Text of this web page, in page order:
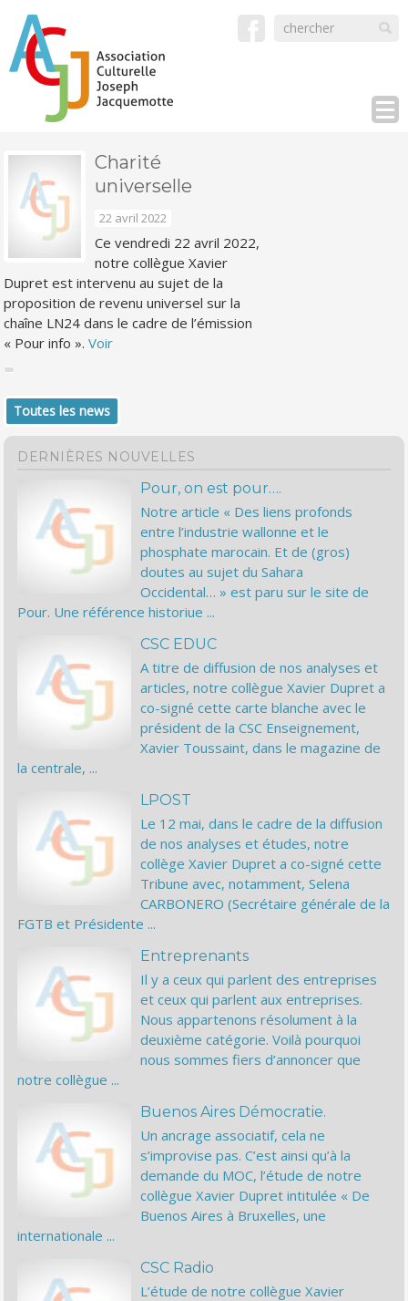
Charité
universelle
22 avril 2022
Ce vendredi 22 avril 2022,
notre collègue Xavier
Dupret est intervenu au sujet de la
proposition de revenu universel sur la
chaîne LN24 dans le cadre de l’émission
« Pour info ».Voir
Toutes les news
DERNIÈRES NOUVELLES
Pour, on est pour….
Notre article « Des liens profonds
entre l’industrie wallonne et le
phosphate marocain. Et de (gros)
doutes au sujet du Sahara
Occidental… » est paru sur le site de
Pour. Une référence historiue ...
CSC EDUC
A titre de diffusion de nos analyses et
articles, notre collègue Xavier Dupret a
co-signé cette carte blanche avec le
président de la CSC Enseignement,
Xavier Toussaint, dans le magazine de
la centrale, ...
LPOST
Le 12 mai, dans le cadre de la diffusion
de nos analyses et études, notre
collège Xavier Dupret a co-signé cette
Tribune avec, notamment, Selena
CARBONERO (Secrétaire générale de la
FGTB et Présidente ...
Entreprenants
Il y a ceux qui parlent des entreprises
et ceux qui parlent aux entreprises.
Nous appartenons résolument à la
deuxième catégorie. Voilà pourquoi
nous sommes fiers d’annoncer que
notre collègue ...
Buenos Aires Démocratie.
Un ancrage associatif, cela ne
s’improvise pas. C’est ainsi qu’à la
demande du MOC, l’étude de notre
collègue Xavier Dupret intitulée « De
Buenos Aires à Bruxelles, une
internationale ...
CSC Radio
L’étude de notre collègue Xavier